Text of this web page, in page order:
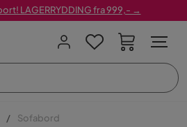
LAGERRYDDING fra 999,- →
Sofabord